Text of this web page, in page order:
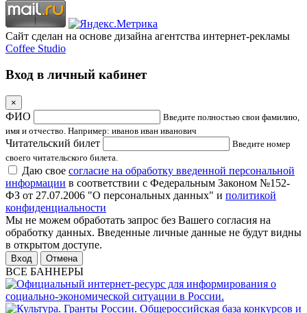
Сайт сделан на основе дизайна агентства интернет-рекламы
Coffee Studio
Вход в личный кабинет
×
ФИО
Введите полностью свои фамилию,
имя и отчество. Например: иванов иван иванович
Читательский билет
Введите номер
своего читательского билета.
Даю свое согласие на обработку введенной персональной
информации в соответствии с Федеральным Законом №152-
ФЗ от 27.07.2006 "О персональных данных" и политикой
конфиденциальности
Мы не можем обработать запрос без Вашего согласия на
обработку данных. Введенные личные данные не будут видны
в открытом доступе.
Отмена
ВСЕ БАННЕРЫ